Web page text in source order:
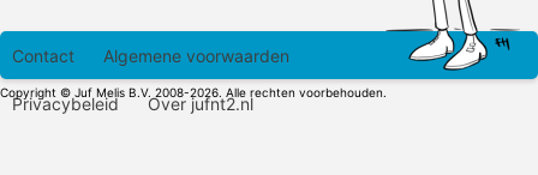
Contact Algemene voorwaarden
Privacybeleid Over jufnt2.nl
Copyright © Juf Melis B.V. 2008-2026. Alle rechten voorbehouden.